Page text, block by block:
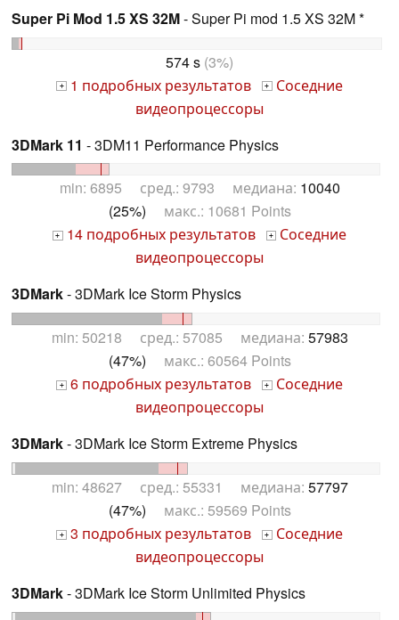
Super Pi Mod 1.5 XS 32M- Super Pi mod 1.5 XS 32M *
574 s (3%)
+ 1 подробных результатов + Соседние
видеопроцессоры
3DMark 11 - 3DM11 Performance Physics
min: 6895 сред.: 9793 медиана: 10040
(25%) макс.: 10681 Points
+ 14 подробных результатов +
Соседние
видеопроцессоры
3DMark- 3DMark Ice Storm Physics
min: 50218 сред.: 57085 медиана: 57983
(47%) макс.: 60564 Points
+ 6 подробных результатов + Соседние
видеопроцессоры
3DMark- 3DMark Ice Storm Extreme Physics
min: 48627 сред.: 55331 медиана: 57797
(47%) макс.: 59569 Points
+ 3 подробных результатов + Соседние
видеопроцессоры
3DMark- 3DMark Ice Storm Unlimited Physics